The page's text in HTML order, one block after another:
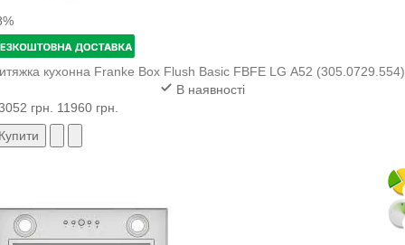
кухонна Franke Box Flush Basic FBFE LG A52 (305.0729.554)
В наявності
грн.
11960 грн.